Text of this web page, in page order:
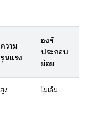
ความ
รุนแรง
องค์
ประกอบ
ย่อย
สูง โมเด็ม